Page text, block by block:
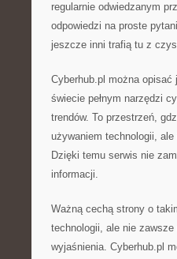
regularnie odwiedzanym
odpowiedzi na proste
jeszcze inni trafią tu z
Cyberhub.pl można
świecie pełnym narzędzi
trendów. To przestrzeń,
używaniem technologii,
Dzięki temu serwis nie
informacji.
Ważną cechą strony o
technologii, ale nie
wyjaśnienia. Cyberhub.pl